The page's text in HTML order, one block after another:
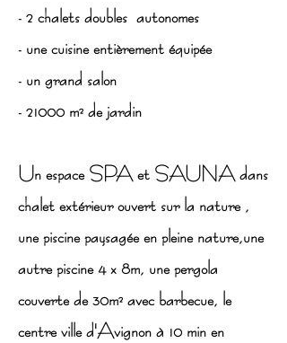
- 2 chalets doubles autonomes
- une cuisine entièrement équipée
- un grand salon
- 21000 m² de jardin
Un espace SPA et SAUNA dans
chalet extérieur ouvert sur la nature ,
une piscine paysagée en pleine nature,une
autre piscine 4 x 8m, une pergola
couverte de 30m² avec barbecue, le
centre ville d'Avignon à 10 min en